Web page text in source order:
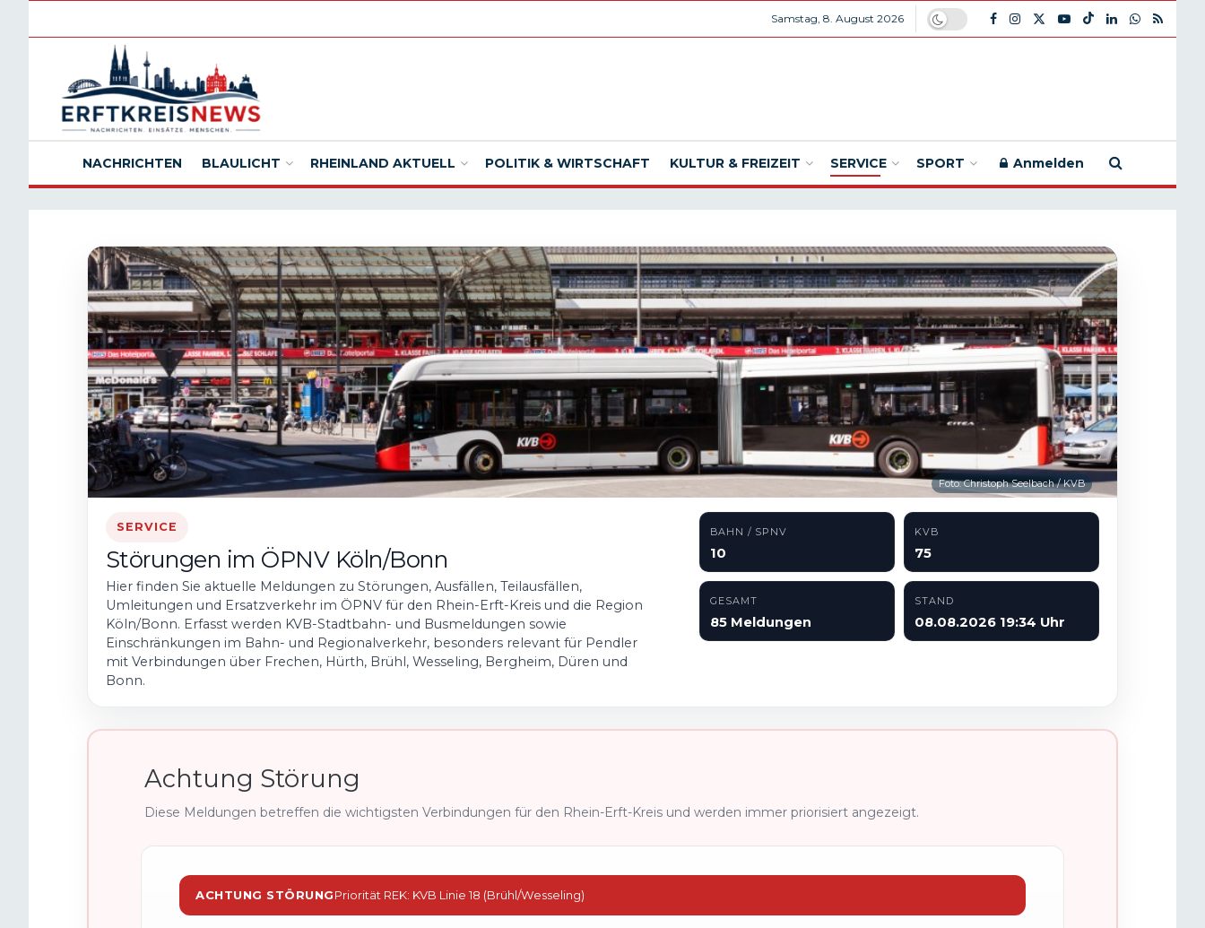
Samstag, 8. August 2026
NACHRICHTEN BLAULICHT RHEINLAND AKTUELL POLITIK & WIRTSCHAFT KULTUR & FREIZEIT SERVICE SPORT Anmelden
Foto: Christoph Seelbach / KVB
SERVICE
Störungen im ÖPNV Köln/Bonn
Hier finden Sie aktuelle Meldungen zu Störungen, Ausfällen, Teilausfällen,
Umleitungen und Ersatzverkehr im ÖPNV für den Rhein-Erft-Kreis und die Region
Köln/Bonn. Erfasst werden KVB-Stadtbahn- und Busmeldungen sowie
Einschränkungen im Bahn- und Regionalverkehr, besonders relevant für Pendler
mit Verbindungen über Frechen, Hürth, Brühl, Wesseling, Bergheim, Düren und
Bonn.
BAHN / SPNV
10
KVB
75
GESAMT
85 Meldungen
STAND
08.08.2026 19:34 Uhr
Achtung Störung
Diese Meldungen betreffen die wichtigsten Verbindungen für den Rhein-Erft-Kreis und werden immer priorisiert angezeigt.
ACHTUNG STÖRUNGPriorität REK: KVB Linie 18 (Brühl/Wesseling)